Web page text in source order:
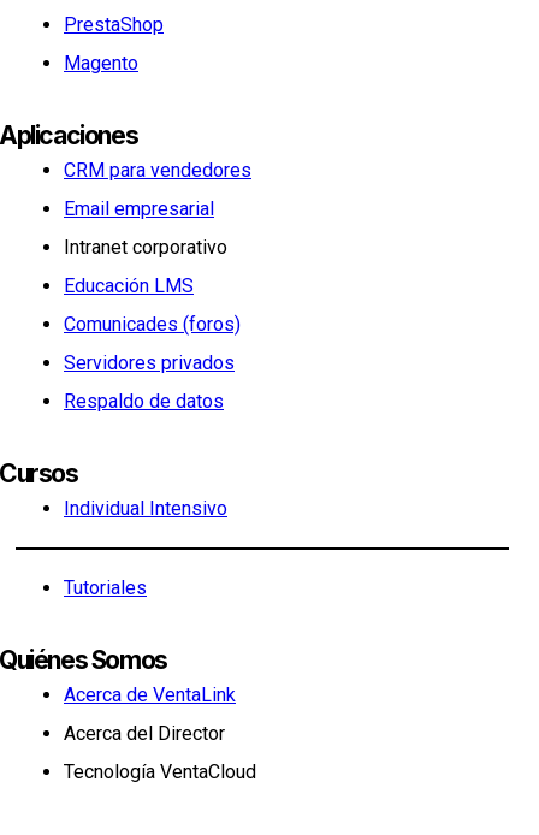
PrestaShop
Magento
Aplicaciones
CRM para vendedores
Email empresarial
Intranet corporativo
Educación LMS
Comunicades (foros)
Servidores privados
Respaldo de datos
Cursos
Individual Intensivo
Tutoriales
Quiénes Somos
Acerca de VentaLink
Acerca del Director
Tecnología VentaCloud